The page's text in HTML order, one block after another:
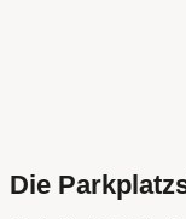
Die